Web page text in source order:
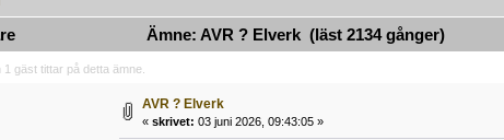
Ämne: AVR ? Elverk (läst 2134 gånger)
gäst tittar på detta ämne.
AVR ? Elverk
« skrivet: 03 juni 2026, 09:43:05 »